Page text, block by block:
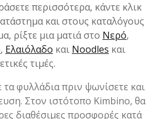
περισσότερα, κάντε κλικ
και στους καταλόγους
ρίξτε μια ματιά στο Νερό,
, Ελαιόλαδο και Noodles και
τιμές.
τα φυλλάδια πριν ψωνίσετε και
Στον ιστότοπο Kimbino, θα
διαθέσιμες προσφορές κατά